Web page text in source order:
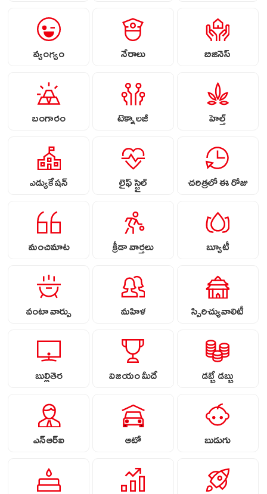
వ్యంగ్యం నేరాలు బిజినెస్
బంగారం టెక్నాలజీ హెల్త్
ఎడ్యుకేషన్ లైఫ్ స్టైల్ చరిత్రలో ఈ రోజు
మంచిమాట క్రీడా వార్తలు బ్యూటీ
వంటా వార్పు మహిళ స్పిరిచ్యువాలిటీ
బుల్లితెర విజయం మీదే డబ్బే డబ్బు
ఎన్ఆర్ఐ ఆటో బుడుగు